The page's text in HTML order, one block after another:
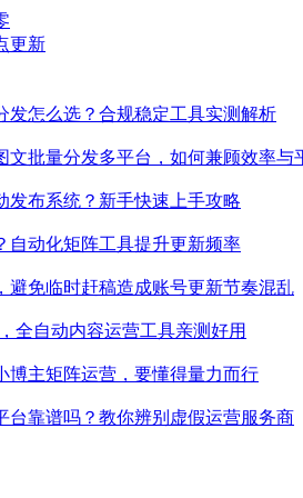
更新
发怎么选？合规稳定工具实测解析
文批量分发多平台，如何兼顾效率与
发布系统？新手快速上手攻略
自动化矩阵工具提升更新频率
避免临时赶稿造成账号更新节奏混乱
全自动内容运营工具亲测好用
博主矩阵运营，要懂得量力而行
台靠谱吗？教你辨别虚假运营服务商